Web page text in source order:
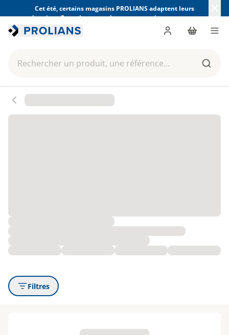
Cet été, certains magasins PROLIANS adaptent leurs
horaires. Consultez ceux de votre magasin avant votre
visite.
Rechercher un produit, une référence...
Panier
Filtres